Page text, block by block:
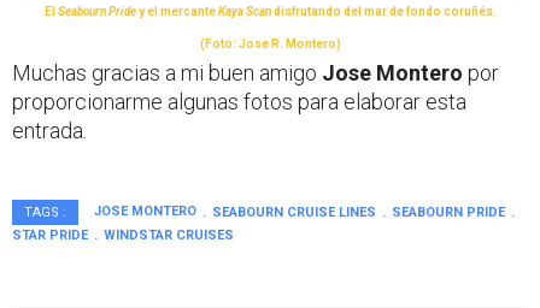
El Seabourn Pridey el mercanteKaya Scandisfrutando del mar de fondo coruñés.
(Foto: Jose R. Montero)
Muchas gracias a mi buen amigo Jose Montero por
proporcionarme algunas fotos para elaborar esta
entrada.
TAGS : JOSE MONTERO SEABOURN CRUISE LINES
SEABOURN PRIDE
STAR PRIDE
WINDSTAR CRUISES